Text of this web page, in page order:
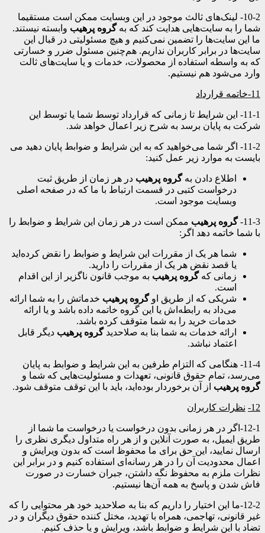
10-2- لینک‌های ثالث موجود در این وبسایت ممکن است مستقیما
شما را به سایت‌هایی هدایت کند که بهگروه پرهیب وابسته نیستند.
ما این سایت‌ها را تضمین نمی‌کنیم و هیچ مسئولیتی در قبال این
سایت‌ها در برابر کاربران نداریم. هم‌چنین مسئول ضرر و خسارتی
که به واسطه استفاده از محصولات، خدمات و یا سایت‌های ثالت
وارد می‌شود هم نیستیم.
11- خاتمه قرارداد
11-1- این شرایط تا زمانی که قرارداد توسط شما یا توسط این
شرکت به پایان برسد به شرح زیر اعمال خواهد شد.
11-2- اگر شما می‌خواهید که به این شرایط و ضوابط پایان دهید می
بایست به موارد زیر عمل کنید:
اطلاع دادن بهگروه پرهیب در هر زمان از طریق ثبت
درخواست کتبی در قسمت ارتباط با ما که در صفحه اصلی
وبسایت موجود است.
11-3- گروه پرهیب ممکن است در هر زمان این شرایط و ضوابط را
با شما خاتمه دهد اگر:
شما هر یک از مقررات این شرایط و ضوابط را نقض کرده‌اید
یا قصد نقض هر یک از مقررات را دارید.
زمانی کهگروه پرهیب به موجب قانون ناگزیر از این اقدام
است.
شریکی که از طریق اوگروه پرهیب خدماتش را به شما ارائه
می‌داد به رابطه‌اش یا این گروه خاتمه داده باشد و یا ارائه
خدمات خرید را به شما متوقف کرده باشد.
ارائه خدمات به شما بنا به صلاحدیدگروه پرهیب دیگر قابل
اعتماد نباشد.
11-4- هنگامی که التزام طرفین به این شرایط و ضوابط به پایان
می‌رسد، تمام حقوق قانونی، تعهدات و مسئولیت‌هایی که شما و
گروه پرهیب از آن برخوردار بوده‌اید، باید با این توقف متوقف شود.
12- نظرات کاربران
12-1-اگر در هر زمانی بدون درخواست یا درخواست ما شما از
طریق ایمیل، به صورت آنلاین و از هر راه متداول دیگری نظری را
ارسال نمایید، این حق برای ما محفوظ است که بدون ویرایش و
اعمال محدودیت آن را در هر رسانه‌ای استفاده کنیم و در برابر این
نظرات ملزم به محفوظ نگه داشتن، جبران خسارت در صورت
فاش شدن و پاسخ به همه آن‌ها نیستیم.
12-2-ما این اختیار را داریم که بنا به صلاحدید خود هر محتوایی را که
غیر قانونی، تهاجمی، همراه با تهدید، مختل کننده حقوق دیگران و در
تضاد با این شرایط و ضوابط باشد، ویرایش و یا حذف کنیم.